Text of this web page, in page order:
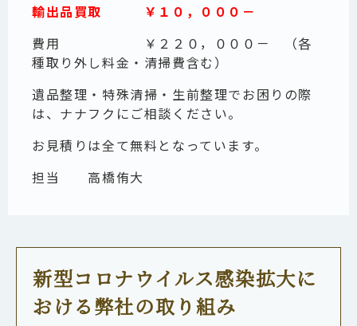
輸出品買取 ￥１０，０００－
費用 ￥２２０，０００－ （各
種取り外し料金・清掃費含む）
遺品整理・特殊清掃・生前整理でお困りの際
は、ナナフクにご相談ください。
お見積りは全て無料となっています。
担当
高橋侑大
新型コロナウイルス感染拡大に
おける弊社の取り組み